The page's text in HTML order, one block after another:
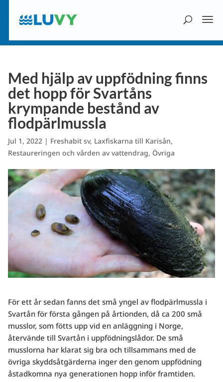
Med hjälp av uppfödning finns
det hopp för Svartåns
krympande bestånd av
flodpärlmussla
Jul 1, 2022| Freshabit sv, Laxfiskarna till Karisån,
Restaureringen och vården av vattendrag, Övriga
För ett år sedan fanns det små yngel av flodpärlmussla i
Svartån för första gången på årtionden, då ca 200 små
musslor, som fötts upp vid en anläggning i Norge,
återvände till Svartån i uppfödningslådor. De små
musslorna har klarat sig bra och tillsammans med de
övriga skyddsåtgärderna inger den genom uppfödning
åstadkomna nya generationen hopp inför framtiden.